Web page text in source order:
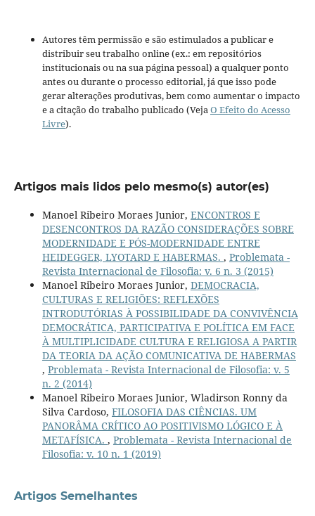
Autores têm permissão e são estimulados a publicar e
distribuir seu trabalho online (ex.: em repositórios
institucionais ou na sua página pessoal) a qualquer ponto
antes ou durante o processo editorial, já que isso pode
gerar alterações produtivas, bem como aumentar o impacto
e a citação do trabalho publicado (VejaO Efeito do Acesso
Livre).
Artigos mais lidos pelo mesmo(s) autor(es)
Manoel Ribeiro Moraes Junior, ENCONTROS E
DESENCONTROS DA RAZÃO CONSIDERAÇÕES SOBRE
MODERNIDADE E PÓS-MODERNIDADE ENTRE
HEIDEGGER, LYOTARD E HABERMAS. , Problemata -
Revista Internacional de Filosofia: v. 6 n. 3 (2015)
Manoel Ribeiro Moraes Junior, DEMOCRACIA,
CULTURAS E RELIGIÕES: REFLEXÕES
INTRODUTÓRIAS À POSSIBILIDADE DA CONVIVÊNCIA
DEMOCRÁTICA, PARTICIPATIVA E POLÍTICA EM FACE
À MULTIPLICIDADE CULTURA E RELIGIOSA A PARTIR
DA TEORIA DA AÇÃO COMUNICATIVA DE HABERMAS
, Problemata - Revista Internacional de Filosofia: v. 5
n. 2 (2014)
Manoel Ribeiro Moraes Junior, Wladirson Ronny da
Silva Cardoso, FILOSOFIA DAS CIÊNCIAS. UM
PANORÂMA CRÍTICO AO POSITIVISMO LÓGICO E À
METAFÍSICA. , Problemata - Revista Internacional de
Filosofia: v. 10 n. 1 (2019)
Artigos Semelhantes